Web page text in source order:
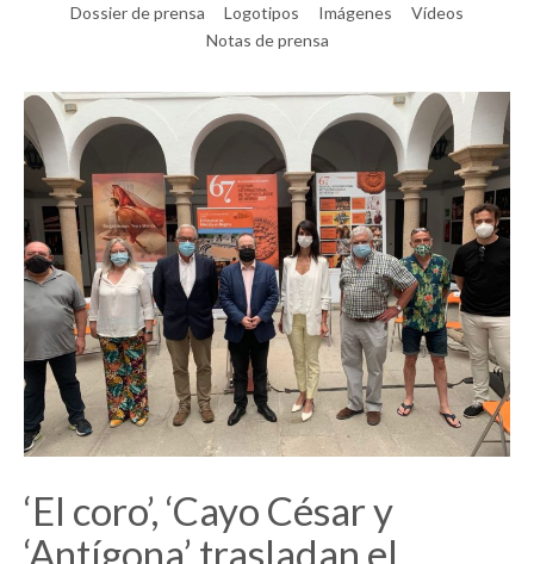
Dossier de prensa Logotipos Imágenes
Vídeos
Notas de prensa
‘El coro’, ‘Cayo César y
‘Antígona’ trasladan el